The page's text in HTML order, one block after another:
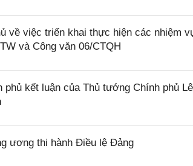
về việc triển khai thực hiện các nhiệm
và Công văn 06/CTQH
phủ kết luận của Thủ tướng Chính phủ
ương thi hành Điều lệ Đảng